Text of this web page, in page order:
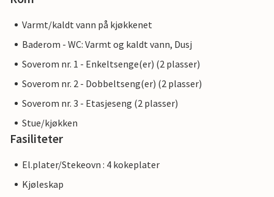
Varmt/kaldt vann på kjøkkenet
Baderom - WC: Varmt og kaldt vann, Dusj
Soverom nr. 1 - Enkeltsenge(er) (2 plasser)
Soverom nr. 2 - Dobbeltseng(er) (2 plasser)
Soverom nr. 3 - Etasjeseng (2 plasser)
Stue/kjøkken
Fasiliteter
El.plater/Stekeovn : 4 kokeplater
Kjøleskap